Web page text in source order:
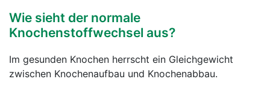
Wie sieht der normale
Knochenstoffwechsel aus?
Im gesunden Knochen herrscht ein Gleichgewicht
zwischen Knochenaufbau und Knochenabbau.